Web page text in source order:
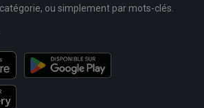
ou simplement par mots-clés.